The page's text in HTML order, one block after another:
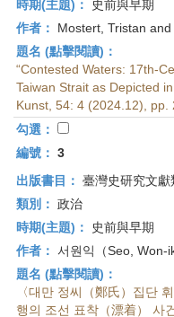
時期(主題)：
史前與早期
作者：
Mostert, Tristan
題名 (點擊閱讀)：
“Contested Waters: 17th-
Taiwan Strait as Depicted
Kunst, 54: 4 (2024.12), pp.
勾選：
編號： 3
出版書目： 臺灣史研究文
類別： 政治
時期(主題)：
史前與早期
作者： 서원익（Seo, Won-
題名 (點擊閱讀)：
〈대만 정씨（鄭氏）집단
행의 조선 표착（漂着） 사